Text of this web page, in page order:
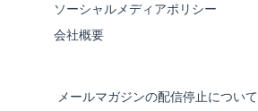
ソーシャルメディアポリシー
会社概要
メールマガジンの配信停止について